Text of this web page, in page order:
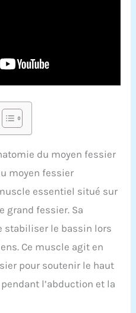
du moyen fessier
moyen fessier
essentiel situé sur
grand fessier. Sa
stabiliser le bassin lors
Ce muscle agit en
pour soutenir le haut
l’abduction et la